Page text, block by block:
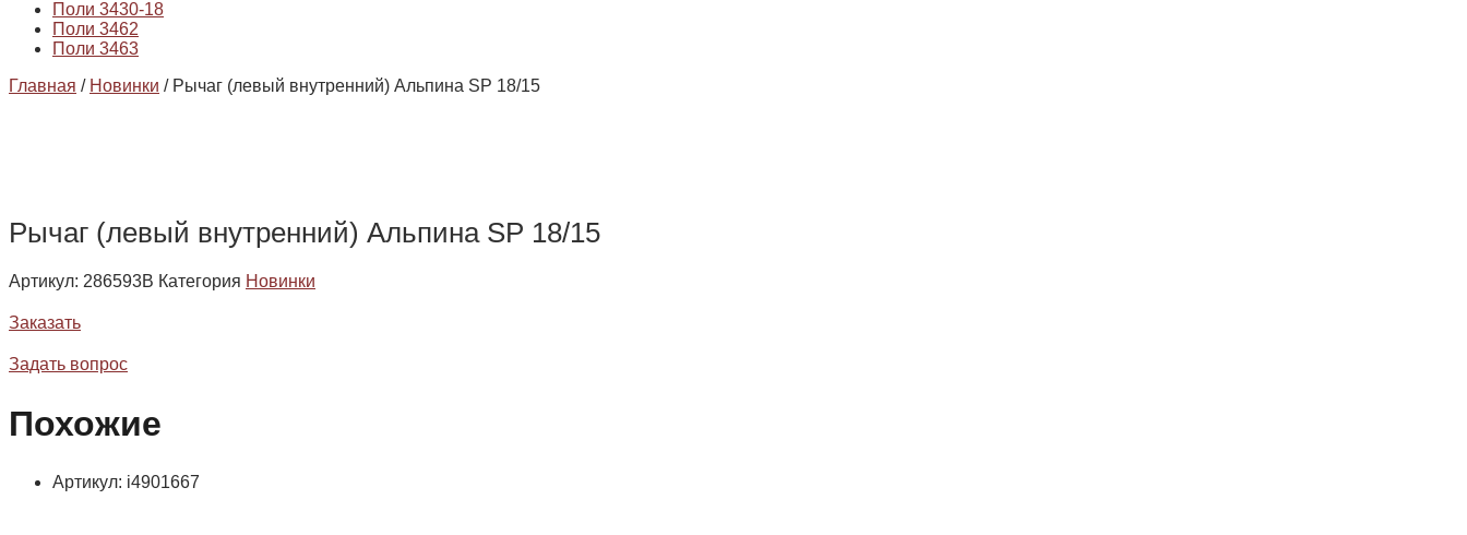
Поли 3430-18
Поли 3462
Поли 3463
Главная / Новинки / Рычаг (левый внутренний) Альпина SP 18/15
Рычаг (левый внутренний) Альпина SP 18/15
Артикул: 286593B Категория Новинки
Заказать
Задать вопрос
Похожие
Артикул: i4901667